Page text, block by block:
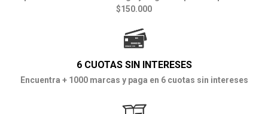
$150.000
6 CUOTAS SIN INTERESES
Encuentra + 1000 marcas y paga en 6 cuotas sin intereses